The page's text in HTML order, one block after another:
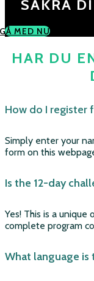
SÄKRA
MED NU
HAR DU
How do I register
Simply enter your
form on this
Is the 12-day
Yes! This is a
complete program
What language is